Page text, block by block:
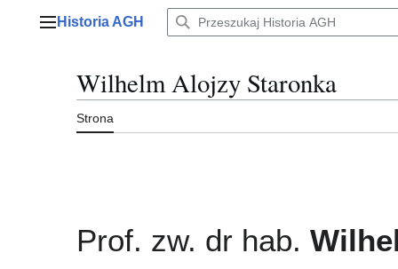
Menu główne
Historia AGH
Wilhelm Alojzy Staronka
Strona
Prof. zw. dr hab.